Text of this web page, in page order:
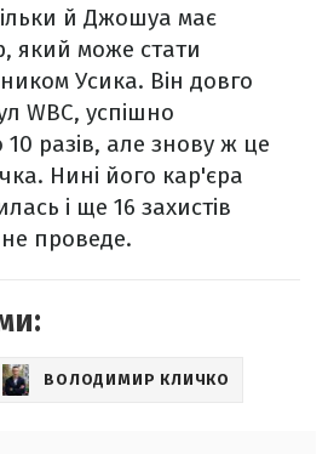
й Джошуа має
який може стати
Усика. Він довго
WBC, успішно
разів, але знову ж це
Нині його кар'єра
і ще 16 захистів
проведе.
ВОЛОДИМИР КЛИЧКО